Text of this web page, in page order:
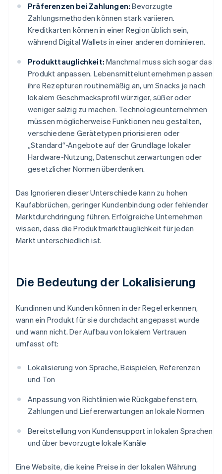
Präferenzen bei Zahlungen: Bevorzugte
Zahlungsmethoden können stark variieren.
Kreditkarten können in einer Region üblich sein,
während Digital Wallets in einer anderen dominieren.
Produkttauglichkeit: Manchmal muss sich sogar das
Produkt anpassen. Lebensmittelunternehmen passen
ihre Rezepturen routinemäßig an, um Snacks je nach
lokalem Geschmacksprofil würziger, süßer oder
weniger salzig zu machen. Technologieunternehmen
müssen möglicherweise Funktionen neu gestalten,
verschiedene Gerätetypen priorisieren oder
„Standard“-Angebote auf der Grundlage lokaler
Hardware-Nutzung, Datenschutzerwartungen oder
gesetzlicher Normen überdenken.
Das Ignorieren dieser Unterschiede kann zu hohen
Kaufabbrüchen, geringer Kundenbindung oder fehlender
Marktdurchdringung führen. Erfolgreiche Unternehmen
wissen, dass die Produktmarkttauglichkeit für jeden
Markt unterschiedlich ist.
Die Bedeutung der Lokalisierung
Kundinnen und Kunden können in der Regel erkennen,
wann ein Produkt für sie durchdacht angepasst wurde
und wann nicht. Der Aufbau von lokalem Vertrauen
umfasst oft:
Lokalisierung von Sprache, Beispielen, Referenzen
und Ton
Anpassung von Richtlinien wie Rückgabefenstern,
Zahlungen und Liefererwartungen an lokale Normen
Bereitstellung von Kundensupport in lokalen Sprachen
und über bevorzugte lokale Kanäle
Eine Website, die keine Preise in der lokalen Währung